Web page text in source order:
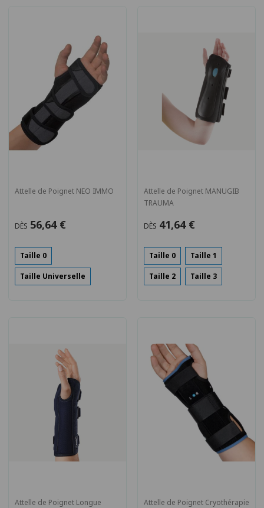
Attelle de Poignet NEO IMMO
DÈS 56,64 €
Taille 0
Taille Universelle
Attelle de Poignet MANUGIB
TRAUMA
DÈS 41,64 €
Taille 0 Taille 1
Taille 2 Taille 3
Attelle de Poignet Longue
Attelle de Poignet Cryothérapie